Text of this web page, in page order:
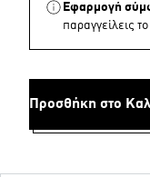
Εφαρμογή
παραγγείλεις
Προσθήκη στο